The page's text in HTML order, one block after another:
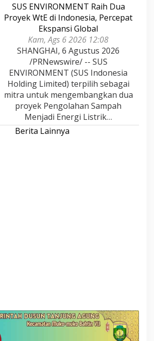
SUS ENVIRONMENT Raih Dua
Proyek WtE di Indonesia, Percepat
Ekspansi Global
Kam, Ags 6 2026 12:08
SHANGHAI, 6 Agustus 2026
/PRNewswire/ -- SUS
ENVIRONMENT (SUS Indonesia
Holding Limited) terpilih sebagai
mitra untuk mengembangkan dua
proyek Pengolahan Sampah
Menjadi Energi Listrik…
Berita Lainnya